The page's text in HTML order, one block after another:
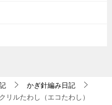
かぎ針編み日記
リルたわし（エコたわし）